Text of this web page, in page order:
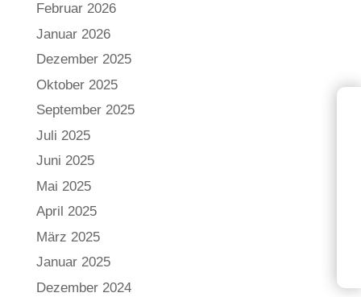
Februar 2026
Januar 2026
Dezember 2025
Oktober 2025
September 2025
Juli 2025
Juni 2025
Mai 2025
April 2025
März 2025
Januar 2025
Dezember 2024